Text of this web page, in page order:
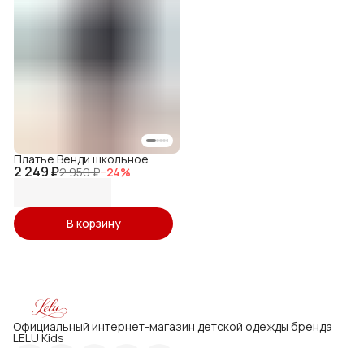
2 249 ₽2 950 ₽−24%
Платье Венди школьное
В корзину
Официальный интернет-магазин детской одежды бренда
LELU Kids